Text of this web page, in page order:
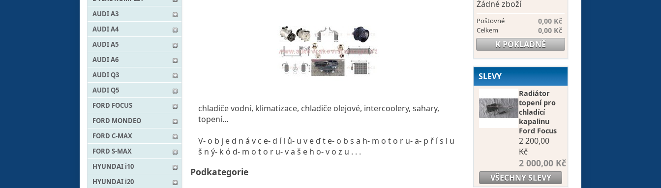
AUDI A3
AUDI A4
AUDI A5
AUDI A6
AUDI Q3
AUDI Q5
FORD FOCUS
FORD MONDEO
FORD C-MAX
FORD S-MAX
HYUNDAI i10
HYUNDAI i20
chladiče vodní, klimatizace, chladiče olejové, intercoolery, sahary,
topení…
V- o b j e d n á v c e- d í l ů- u v e ď t e- o b s a h- m o t o r u- a- p ř í s l u
š n ý- k ó d- m o t o r u- v a š e h o- v o z u . . .
Podkategorie
Žádné zboží
Poštovné 0,00 Kč
Celkem 0,00 Kč
K POKLADNĚ
SLEVY
Radiátor
topení pro
chladící
kapalinu
Ford Focus
2 200,00
Kč
2 000,00 Kč
VŠECHNY SLEVY